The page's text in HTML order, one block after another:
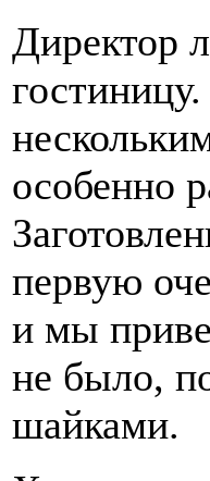
Директор
особенно
первую
и мы
не было,
шайками.